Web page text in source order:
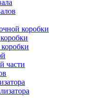
коробки
части